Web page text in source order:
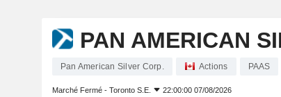
PAN AMERICAN
Pan American Silver Corp. Actions PAAS
Marché Fermé - Toronto S.E. 22:00:00 07/08/2026